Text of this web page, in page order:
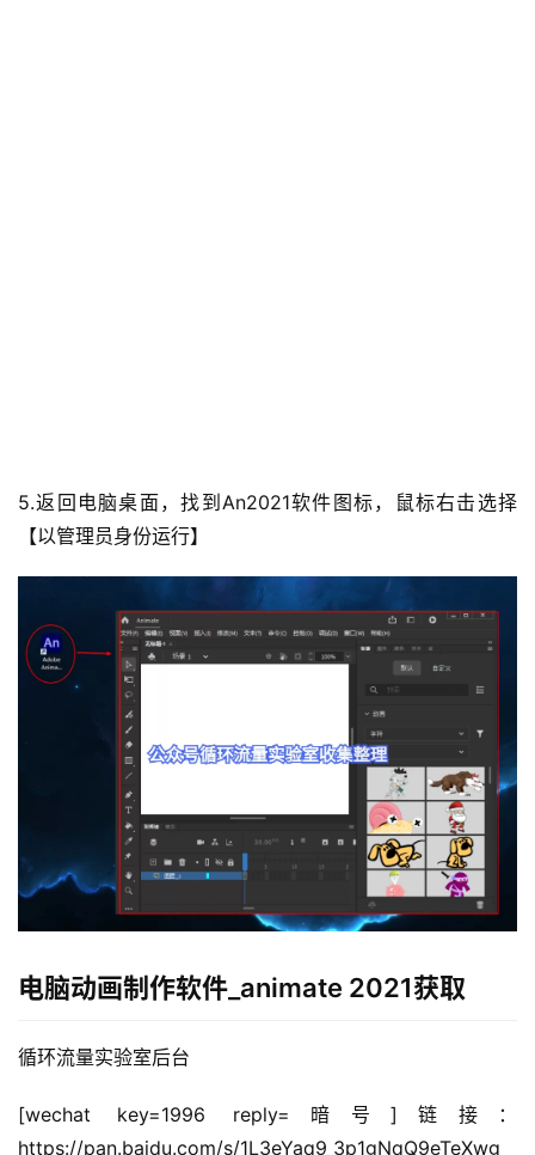
5.返回电脑桌面，找到An2021软件图标，鼠标右击选择
【以管理员身份运行】
电脑动画制作软件_animate 2021获取
循环流量实验室后台
[wechat key=1996 reply=暗号]链接：
https://pan.baidu.com/s/1L3eYaq9_3p1gNqQ9eTeXwg